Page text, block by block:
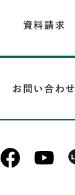
資料請求
お問い合わせ